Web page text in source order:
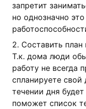
запретит
но однозначно
2. Составить
Т.к. дома люди
работу не всегда
спланируете
течении дня
поможет список